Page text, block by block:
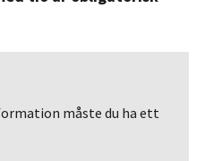
måste du ha ett